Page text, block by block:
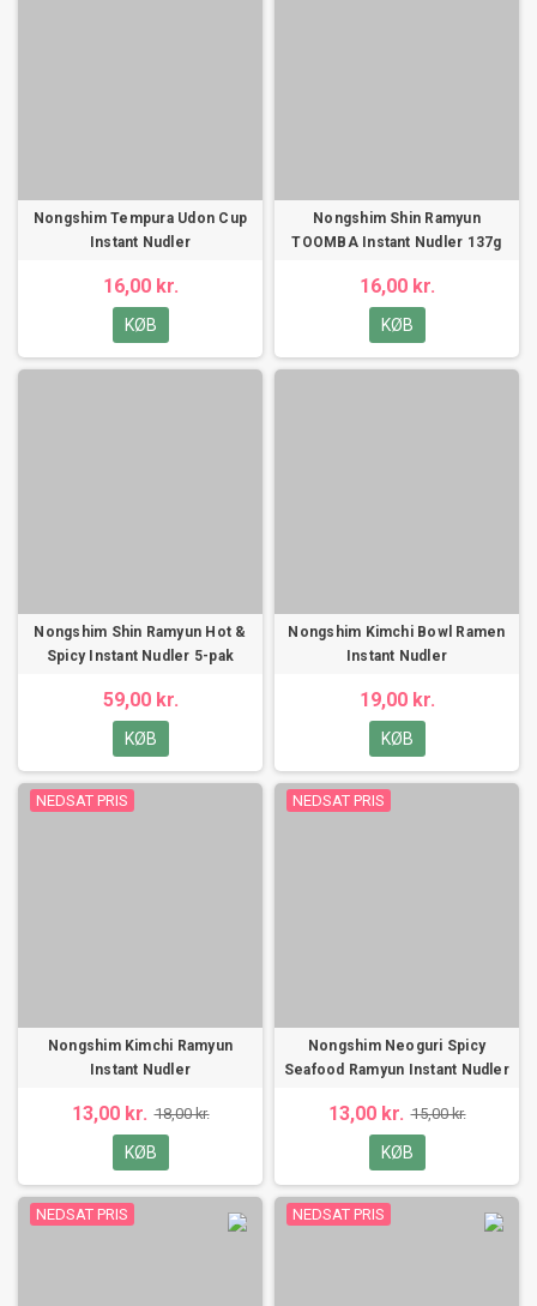
Nongshim Tempura Udon Cup
Instant Nudler
16,00 kr.
KØB
Nongshim Shin Ramyun
TOOMBA Instant Nudler 137g
16,00 kr.
KØB
Nongshim Shin Ramyun Hot &
Spicy Instant Nudler 5-pak
59,00 kr.
KØB
Nongshim Kimchi Bowl Ramen
Instant Nudler
19,00 kr.
KØB
NEDSAT PRIS
Nongshim Kimchi Ramyun
Instant Nudler
13,00 kr. 18,00 kr.
KØB
NEDSAT PRIS
Nongshim Neoguri Spicy
Seafood Ramyun Instant Nudler
13,00 kr. 15,00 kr.
KØB
NEDSAT PRIS NEDSAT PRIS